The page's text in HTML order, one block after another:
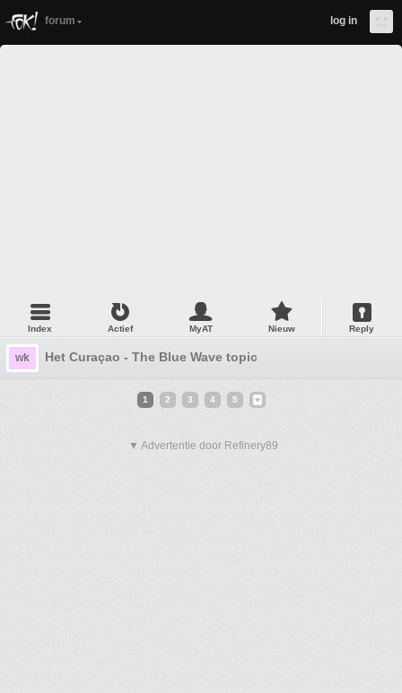
forum log in
Index Actief MyAT Nieuw Reply
wk Het Curaçao - The Blue Wave topic
1 2 3 4 5
▼ Advertentie door Refinery89